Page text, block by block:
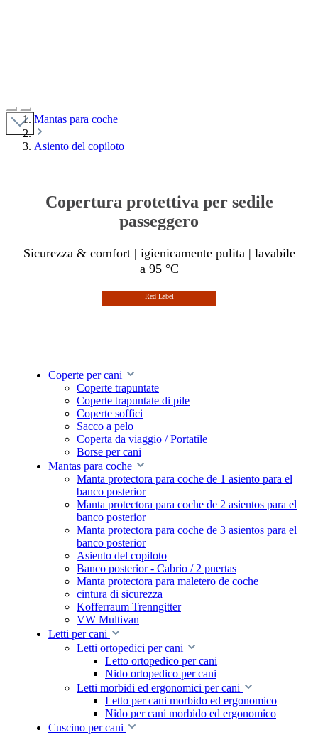
Mantas para coche
Asiento del copiloto
Copertura protettiva per sedile
passeggero
Sicurezza & comfort | igienicamente pulita | lavabile
a 95 °C
Red Label
Coperte per cani
Coperte trapuntate
Coperte trapuntate di pile
Coperte soffici
Sacco a pelo
Coperta da viaggio / Portatile
Borse per cani
Mantas para coche
Manta protectora para coche de 1 asiento para el
banco posterior
Manta protectora para coche de 2 asientos para el
banco posterior
Manta protectora para coche de 3 asientos para el
banco posterior
Asiento del copiloto
Banco posterior - Cabrio / 2 puertas
Manta protectora para maletero de coche
cintura di sicurezza
Kofferraum Trenngitter
VW Multivan
Letti per cani
Letti ortopedici per cani
Letto ortopedico per cani
Nido ortopedico per cani
Letti morbidi ed ergonomici per cani
Letto per cani morbido ed ergonomico
Nido per cani morbido ed ergonomico
Cuscino per cani